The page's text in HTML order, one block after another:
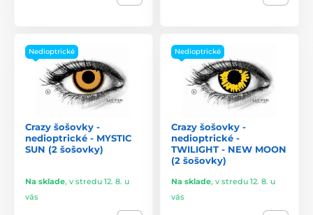
Nedioptrické
Crazy šošovky -
nedioptrické - MYSTIC
SUN (2 šošovky)
Na sklade, v stredu 12. 8. u
vás
Nedioptrické
Crazy šošovky -
nedioptrické -
TWILIGHT - NEW MOON
(2 šošovky)
Na sklade, v stredu 12. 8. u
vás